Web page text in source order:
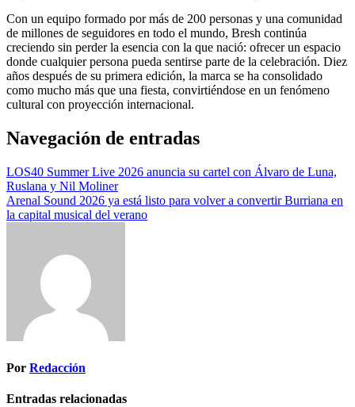
Con un equipo formado por más de 200 personas y una comunidad
de millones de seguidores en todo el mundo, Bresh continúa
creciendo sin perder la esencia con la que nació: ofrecer un espacio
donde cualquier persona pueda sentirse parte de la celebración. Diez
años después de su primera edición, la marca se ha consolidado
como mucho más que una fiesta, convirtiéndose en un fenómeno
cultural con proyección internacional.
Navegación de entradas
LOS40 Summer Live 2026 anuncia su cartel con Álvaro de Luna,
Ruslana y Nil Moliner
Arenal Sound 2026 ya está listo para volver a convertir Burriana en
la capital musical del verano
Por Redacción
Entradas relacionadas